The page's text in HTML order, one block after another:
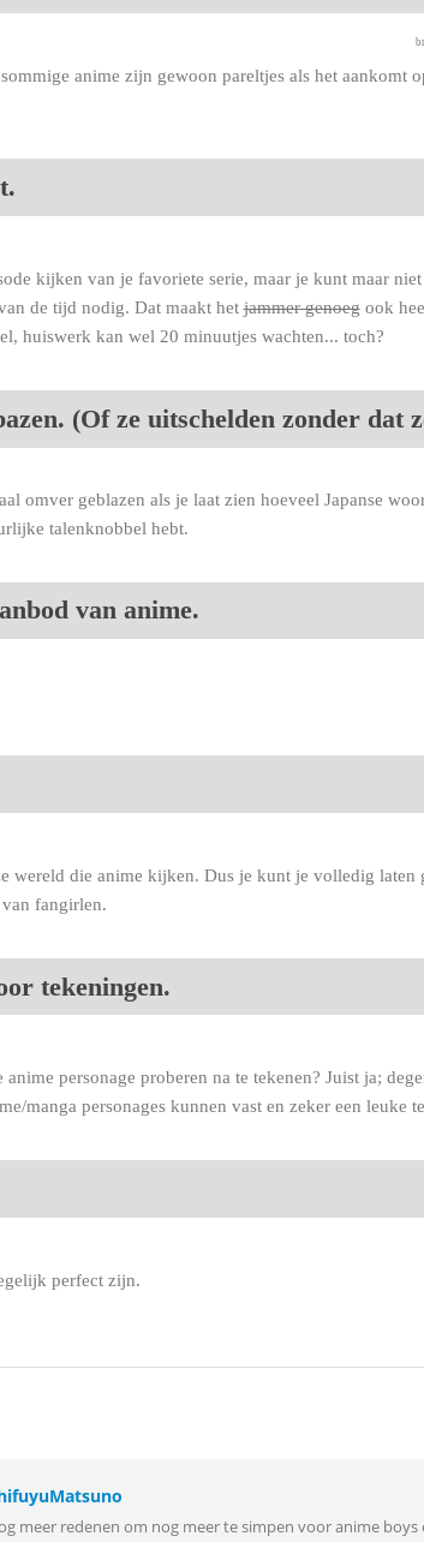
anime zijn gewoon pareltjes als het aankomt
kijken van je favoriete serie, maar je kunt maar
de tijd nodig. Dat maakt hetjammer genoegook
huiswerk kan wel 20 minuutjes wachten... toch?
(Of ze uitschelden zonder dat
omver geblazen als je laat zien hoeveel Japanse
talenknobbel hebt.
van anime.
wereld die anime kijken. Dus je kunt je volledig laten
fangirlen.
tekeningen.
personage proberen na te tekenen? Juist ja;
manga personages kunnen vast en zeker een leuke
perfect zijn.
meer redenen om nog meer te simpen voor anime